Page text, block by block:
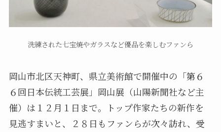
洗練された七宝焼やガラスなど優品を楽しむファンら
岡山市北区天神町、県立美術館で開催中の「第６
６回日本伝統工芸展」岡山展（山陽新聞社など主
催）は１２月１日まで。トップ作家たちの新作を
見逃すまいと、２８日もファンらが次々訪れ、受